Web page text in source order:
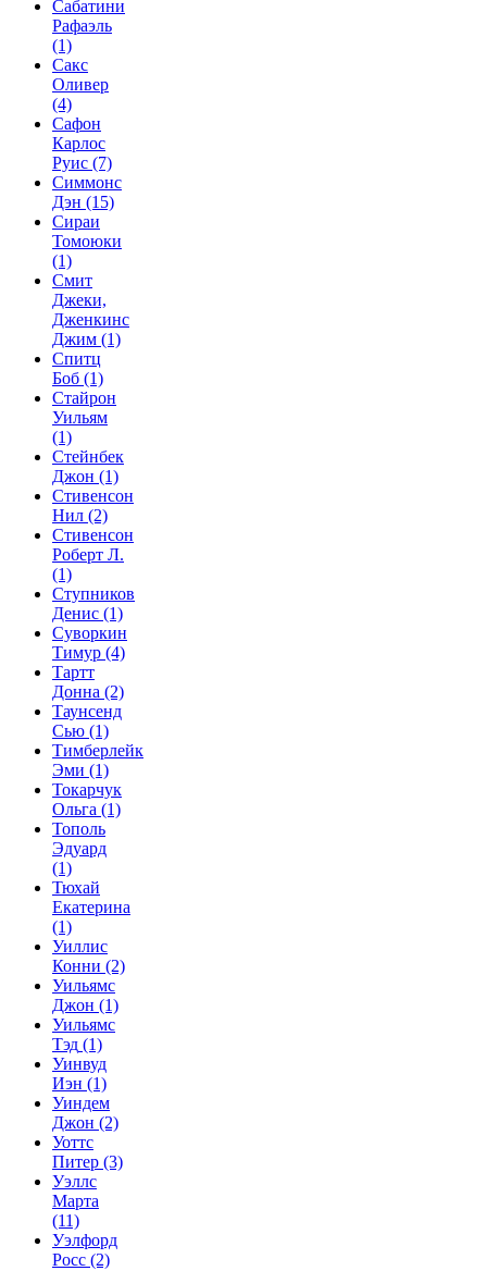
Сабатини
Рафаэль
(1)
Сакс
Оливер
(4)
Сафон
Карлос
Руис (7)
Симмонс
Дэн (15)
Сираи
Томоюки
(1)
Смит
Джеки,
Дженкинс
Джим (1)
Спитц
Боб (1)
Стайрон
Уильям
(1)
Стейнбек
Джон (1)
Стивенсон
Нил (2)
Стивенсон
Роберт Л.
(1)
Ступников
Денис (1)
Суворкин
Тимур (4)
Тартт
Донна (2)
Таунсенд
Сью (1)
Тимберлейк
Эми (1)
Токарчук
Ольга (1)
Тополь
Эдуард
(1)
Тюхай
Екатерина
(1)
Уиллис
Конни (2)
Уильямс
Джон (1)
Уильямс
Тэд (1)
Уинвуд
Иэн (1)
Уиндем
Джон (2)
Уоттс
Питер (3)
Уэллс
Марта
(11)
Уэлфорд
Росс (2)